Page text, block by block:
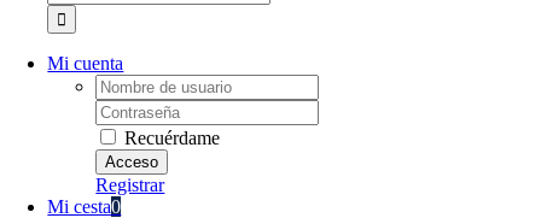
Mi cuenta
Username:
Password:
Recuérdame
Registrar
Mi cesta0